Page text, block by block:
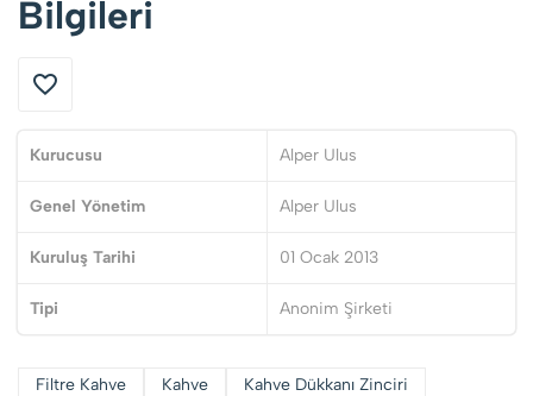
Bilgileri
Kurucusu Alper Ulus
Genel Yönetim Alper Ulus
Kuruluş Tarihi 01 Ocak 2013
Tipi Anonim Şirketi
Filtre Kahve Kahve Kahve Dükkanı Zinciri